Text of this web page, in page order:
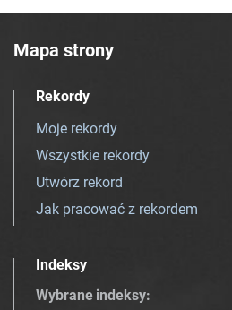
Mapa strony
Rekordy
Moje rekordy
Wszystkie rekordy
Utwórz rekord
Jak pracować z rekordem
Indeksy
Wybrane indeksy: